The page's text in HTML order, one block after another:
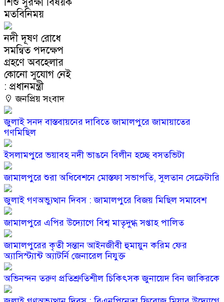
মতবিনিময়
নদী দূষণ রোধে
সমন্বিত পদক্ষেপ
গ্রহণে অবহেলার
কোনো সুযোগ নেই
: প্রধানমন্ত্রী
জনপ্রিয় সংবাদ
জুলাই সনদ বাস্তবায়নের দাবিতে জামালপুরে জামায়াতের
গণমিছিল
ইসলামপুরে ভয়াবহ নদী ভাঙনে বিলীন হচ্ছে বসতভিটা
জামালপুরে শুরা অধিবেশনে মোস্তফা সভাপতি, সুলতান সেক্রেটারি
জুলাই গণঅভ্যুত্থান দিবস : জামালপুরে বিজয় মিছিল সমাবেশ
জামালপুরে এপির উদ্যোগে বিশ্ব মাতৃদুগ্ধ সপ্তাহ পালিত
জামালপুরের কৃতী সন্তান আইনজীবী হুমায়ুন করিম ফের
অ্যাসিস্ট্যান্ট অ্যাটর্নি জেনারেল নিযুক্ত
অভিনন্দন তরুণ প্রতিশ্রুতিশীল চিকিৎসক জুনায়েদ বিন জাকিরকে